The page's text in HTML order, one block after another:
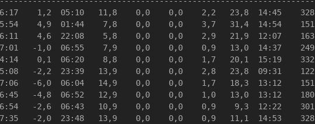
1,2  05:10   11,8    0,0    0,0    2,2   23,8  14:45    328
4,9  01:44    7,8    0,0    0,0    3,7   31,4  14:54    151
4,6  22:08    5,8    0,0    0,0    2,9   21,9  12:07    163
-1,0  06:55    7,9    0,0    0,0    0,9   13,0  14:37    249
0,1  06:20    8,8    0,0    0,0    1,7   20,1  15:19    332
-2,2  23:39   13,9    0,0    0,0    2,8   23,8  09:31    122
-6,0  06:04   14,9    0,0    0,0    1,7   18,3  13:12    151
-4,8  06:52   12,9    0,0    0,0    1,0   13,0  13:12    180
-2,6  06:43   10,9    0,0    0,0    0,9    9,3  12:22    301
-2,0  23:48   13,9    0,0    0,0    0,9   11,1  14:53    328